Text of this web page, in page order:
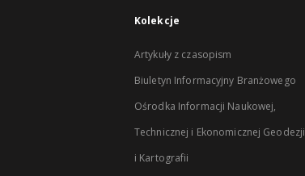
Kolekcje
Artykuły z czasopism
Biuletyn Informacyjny Branżowego
Ośrodka Informacji Naukowej,
Technicznej i Ekonomicznej Geodezji
i Kartografii